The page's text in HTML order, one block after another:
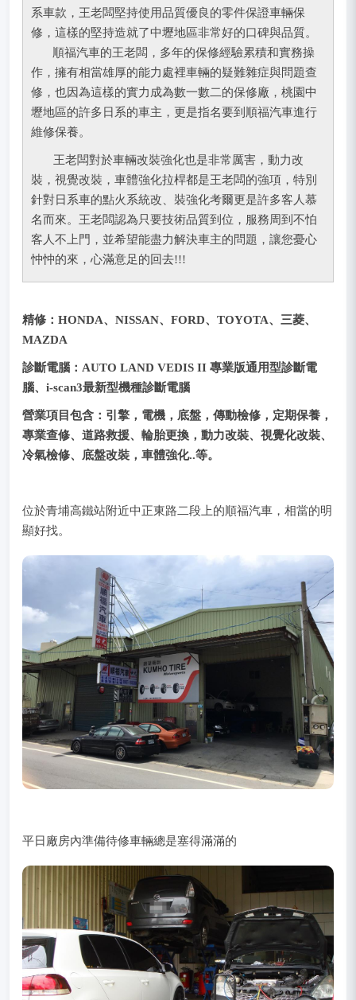
系車款，王老闆堅持使用品質優良的零件保證車輛保
修，這樣的堅持造就了中壢地區非常好的口碑與品質。
順福汽車的王老闆，多年的保修經驗累積和實務操
作，擁有相當雄厚的能力處裡車輛的疑難雜症與問題查
修，也因為這樣的實力成為數一數二的保修廠，桃園中
壢地區的許多日系的車主，更是指名要到順福汽車進行
維修保養。
王老闆對於車輛改裝強化也是非常厲害，動力改
裝，視覺改裝，車體強化拉桿都是王老闆的強項，特別
針對日系車的點火系統改、裝強化考爾更是許多客人慕
名而來。王老闆認為只要技術品質到位，服務周到不怕
客人不上門，並希望能盡力解決車主的問題，讓您憂心
忡忡的來，心滿意足的回去!!!
精修 ：HONDA、NISSAN、FORD、TOYOTA、三菱、
MAZDA
診斷電腦：AUTO LAND VEDIS II 專業版通用型診斷電
腦、i-scan3最新型機種診斷電腦
營業項目包含：引擎，電機，底盤，傳動檢修，定期保養，
專業查修、道路救援、輪胎更換，動力改裝、視覺化改裝、
冷氣檢修、底盤改裝，車體強化..等。
位於青埔高鐵站附近中正東路二段上的順福汽車，相當的明
顯好找。
平日廠房內準備待修車輛總是塞得滿滿的